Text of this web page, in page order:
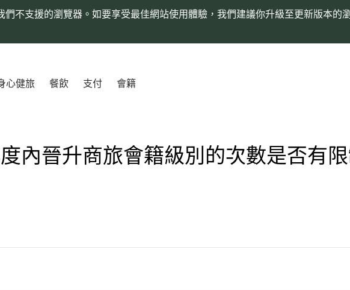
們不支援的瀏覽器。如要享受最佳網站使用體驗，我們建議你升級至更新版本的
心健旅 餐飲 支付 會籍
內晉升商旅會籍級別的次數是否有限